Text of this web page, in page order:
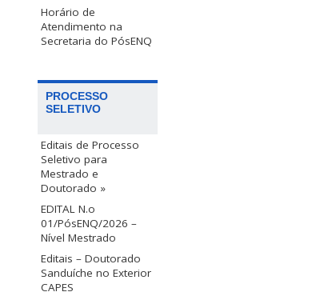
Horário de
Atendimento na
Secretaria do PósENQ
PROCESSO
SELETIVO
Editais de Processo
Seletivo para
Mestrado e
Doutorado »
EDITAL N.o
01/PósENQ/2026 –
Nível Mestrado
Editais – Doutorado
Sanduíche no Exterior
CAPES